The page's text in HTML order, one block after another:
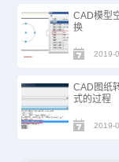
CAD模型
换
2019-
CAD图纸
式的过程
2019-